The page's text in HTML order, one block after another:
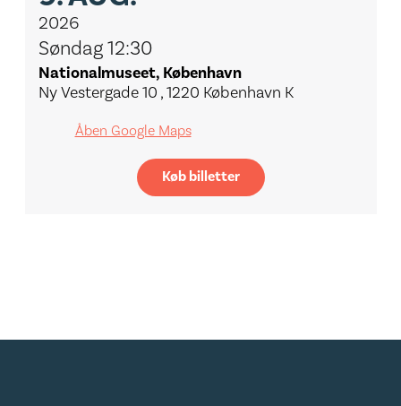
2026
Søndag 12:30
Nationalmuseet, København
Ny Vestergade 10 , 1220 København K
Åben Google Maps
Køb billetter